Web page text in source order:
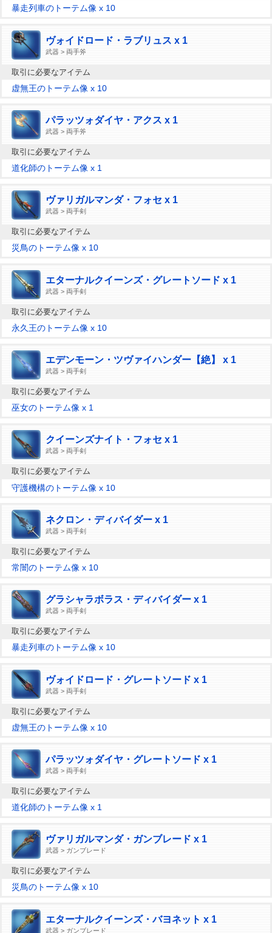
暴走列車のトーテム像 x 10
ヴォイドロード・ラブリュス x 1
武器 > 両手斧
取引に必要なアイテム
虚無王のトーテム像 x 10
パラッツォダイヤ・アクス x 1
武器 > 両手斧
取引に必要なアイテム
道化師のトーテム像 x 1
ヴァリガルマンダ・フォセ x 1
武器 > 両手剣
取引に必要なアイテム
災鳥のトーテム像 x 10
エターナルクイーンズ・グレートソード x 1
武器 > 両手剣
取引に必要なアイテム
永久王のトーテム像 x 10
エデンモーン・ツヴァイハンダー【絶】 x 1
武器 > 両手剣
取引に必要なアイテム
巫女のトーテム像 x 1
クイーンズナイト・フォセ x 1
武器 > 両手剣
取引に必要なアイテム
守護機構のトーテム像 x 10
ネクロン・ディバイダー x 1
武器 > 両手剣
取引に必要なアイテム
常闇のトーテム像 x 10
グラシャラボラス・ディバイダー x 1
武器 > 両手剣
取引に必要なアイテム
暴走列車のトーテム像 x 10
ヴォイドロード・グレートソード x 1
武器 > 両手剣
取引に必要なアイテム
虚無王のトーテム像 x 10
パラッツォダイヤ・グレートソード x 1
武器 > 両手剣
取引に必要なアイテム
道化師のトーテム像 x 1
ヴァリガルマンダ・ガンブレード x 1
武器 > ガンブレード
取引に必要なアイテム
災鳥のトーテム像 x 10
エターナルクイーンズ・バヨネット x 1
武器 > ガンブレード